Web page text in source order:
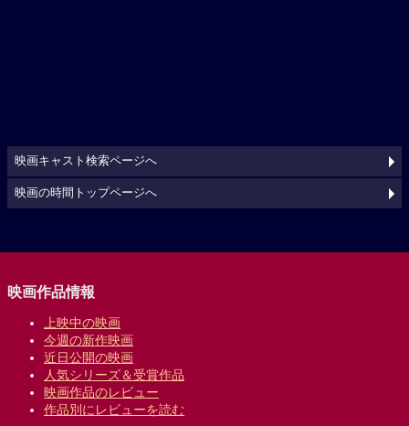
映画キャスト検索ページへ
映画の時間トップページへ
映画作品情報
上映中の映画
今週の新作映画
近日公開の映画
人気シリーズ＆受賞作品
映画作品のレビュー
作品別にレビューを読む